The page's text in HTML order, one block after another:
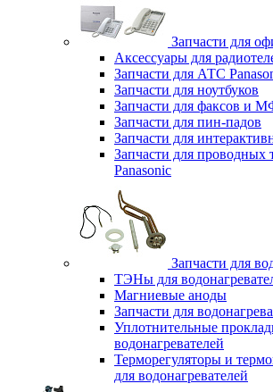
Запчасти для
Аксессуары для
Запчасти для АТС
Запчасти для ноутбуков
Запчасти для факсов и
Запчасти для пин-падов
Запчасти для
Запчасти для проводных
Panasonic
Запчасти для
ТЭНы для
Магниевые аноды
Запчасти для
Уплотнительные
водонагревателей
Терморегуляторы и
для водонагревателей